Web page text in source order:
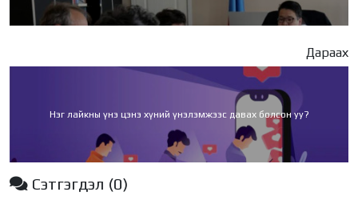
Дараах
Нэг лайкны үнэ цэнэ хүний үнэлэмжээс давах болсон уу?
Сэтгэгдэл (0)